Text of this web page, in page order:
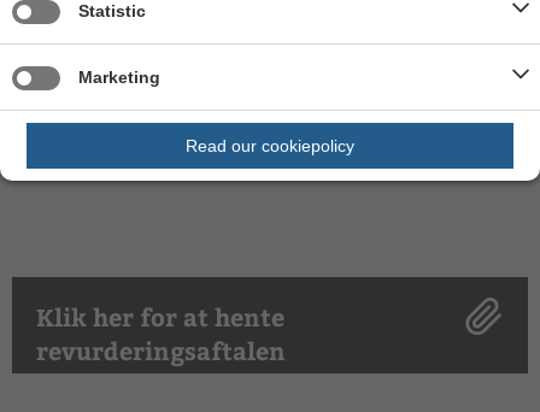
Ifølge § 90 i Husdyrgodkendelsesloven kan afgørelsen desuden
anlægges inden seks måneder efter, at afgørelsen er
Klik her for at hente
revurderingsaftalen
Statistic
Marketing
Read our cookiepolicy